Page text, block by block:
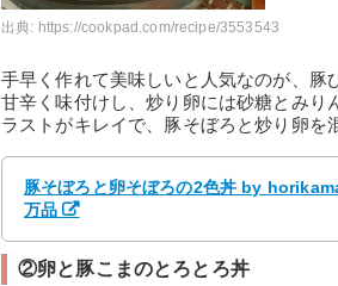
出典: https://cookpad.com/recipe/3553543
手早く作れて美味しいと人気なのが、豚
甘辛く味付けし、炒り卵には砂糖とみり
ラストがキレイで、豚そぼろと炒り卵を
豚そぼろと卵そぼろの2色丼 by
万品
②卵と豚こまのとろとろ丼